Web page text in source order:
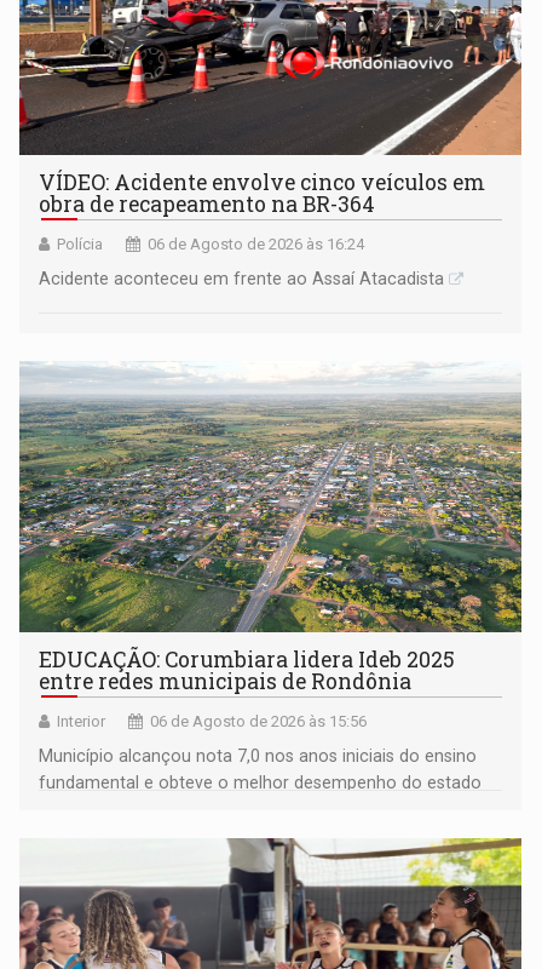
VÍDEO: Acidente envolve cinco veículos em
obra de recapeamento na BR-364
Polícia 06 de Agosto de 2026 às 16:24
Acidente aconteceu em frente ao Assaí Atacadista
EDUCAÇÃO: Corumbiara lidera Ideb 2025
entre redes municipais de Rondônia
Interior 06 de Agosto de 2026 às 15:56
Município alcançou nota 7,0 nos anos iniciais do ensino
fundamental e obteve o melhor desempenho do estado